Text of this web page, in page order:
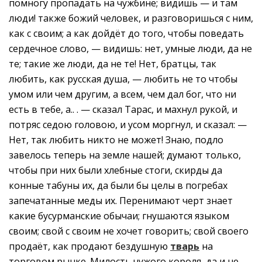
помногу пропадать на чужбине; видишь — и там
люди! также божий человек, и разговоришься с ним,
как с своим; а как дойдёт до того, чтобы поведать
сердечное слово, — видишь: нет, умные люди, да не
те; такие же люди, да не те! Нет, братцы, так
любить, как русская душа, — любить не то чтобы
умом или чем другим, а всем, чем дал бог, что ни
есть в тебе, а.. . — сказал Тарас, и махнул рукой, и
потряс седою головою, и усом моргнул, и сказал: —
Нет, так любить никто не может! Знаю, подло
завелось теперь на земле нашей; думают только,
чтобы при них были хлебные стоги, скирды да
конные табуны их, да были бы целы в погребах
запечатанные меды их. Перенимают черт знает
какие бусурманские обычаи; гнушаются языком
своим; свой с своим не хочет говорить; свой своего
продаёт, как продают бездушную тварь на